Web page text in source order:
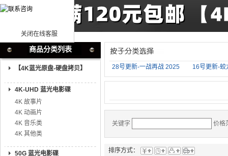
关闭在线客服
商品分类列表
【4K蓝光原盘-硬盘拷贝】
4K-UHD 蓝光电影碟
4K 故事片
4K 动画片
4K 音乐类
4K 其他类
50G 蓝光电影碟
28号更新-一战再战 2025 16号更新-
关键字 价格
排序方式：